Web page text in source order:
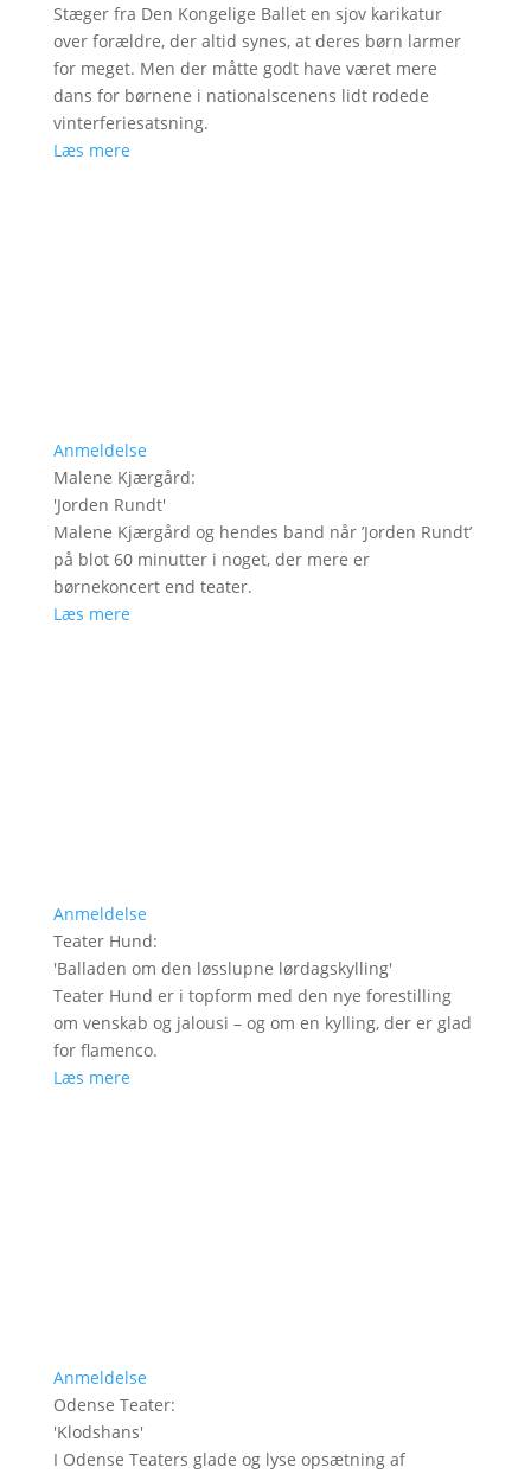
Stæger fra Den Kongelige Ballet en sjov karikatur
over forældre, der altid synes, at deres børn larmer
for meget. Men der måtte godt have været mere
dans for børnene i nationalscenens lidt rodede
vinterferiesatsning.
Læs mere
Anmeldelse
Malene Kjærgård:
'Jorden Rundt'
Malene Kjærgård og hendes band når ’Jorden Rundt’
på blot 60 minutter i noget, der mere er
børnekoncert end teater.
Læs mere
Anmeldelse
Teater Hund:
'Balladen om den løsslupne lørdagskylling'
Teater Hund er i topform med den nye forestilling
om venskab og jalousi – og om en kylling, der er glad
for flamenco.
Læs mere
Anmeldelse
Odense Teater:
'Klodshans'
I Odense Teaters glade og lyse opsætning af